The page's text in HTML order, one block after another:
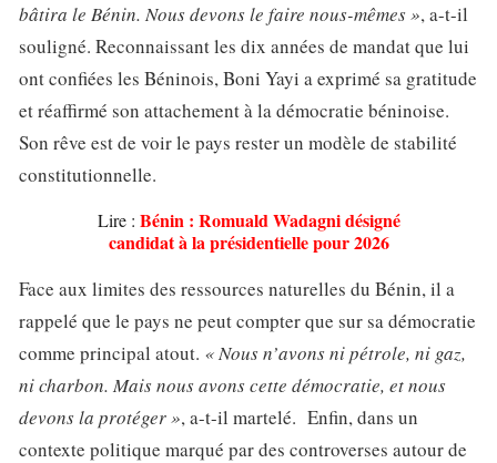
bâtira le Bénin. Nous devons le faire nous-mêmes », a-t-il
souligné. Reconnaissant les dix années de mandat que lui
ont confiées les Béninois, Boni Yayi a exprimé sa gratitude
et réaffirmé son attachement à la démocratie béninoise.
Son rêve est de voir le pays rester un modèle de stabilité
constitutionnelle.
Lire : Bénin : Romuald Wadagni désigné
candidat à la présidentielle pour 2026
Face aux limites des ressources naturelles du Bénin, il a
rappelé que le pays ne peut compter que sur sa démocratie
comme principal atout. « Nous n’avons ni pétrole, ni gaz,
ni charbon. Mais nous avons cette démocratie, et nous
devons la protéger », a-t-il martelé. Enfin, dans un
contexte politique marqué par des controverses autour de